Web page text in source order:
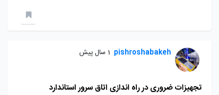
pishroshabakeh 1 سال پیش
تجهیزات ضروری در راه اندازی اتاق سرور استاندارد